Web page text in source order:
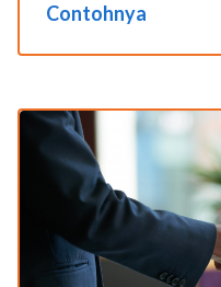
Contohnya